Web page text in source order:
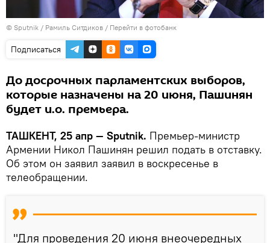
© Sputnik / Рамиль Ситдиков / Перейти в фотобанк
Подписаться
До досрочных парламентских выборов,
которые назначены на 20 июня, Пашинян
будет и.о. премьера.
ТАШКЕНТ, 25 апр — Sputnik. Премьер-министр
Армении Никол Пашинян решил подать в отставку.
Об этом он заявил заявил в воскресенье в
телеобращении.
"Для проведения 20 июня внеочередных